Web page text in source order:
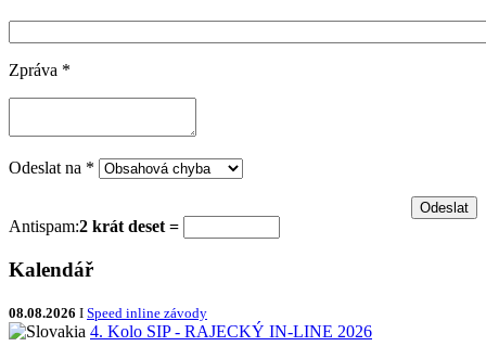
Zpráva *
Odeslat na *
Antispam:2 krát deset =
Kalendář
08.08.2026 I Speed inline závody
4. Kolo SIP - RAJECKÝ IN-LINE 2026